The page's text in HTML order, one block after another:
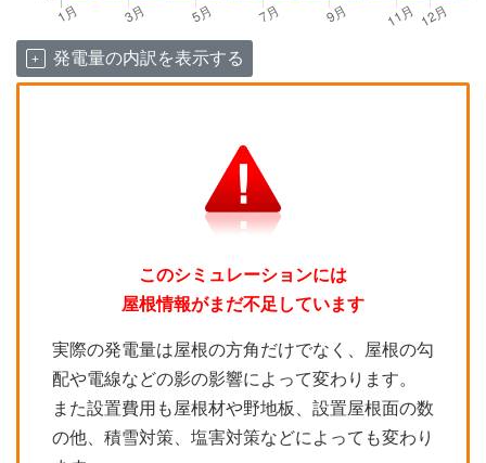
発電量の内訳を表示する
このシミュレーションには
屋根情報がまだ不足しています
実際の発電量は屋根の方角だけでなく、屋根の勾
配や電線などの影の影響によって変わります。
また設置費用も屋根材や野地板、設置屋根面の数
の他、積雪対策、塩害対策などによっても変わり